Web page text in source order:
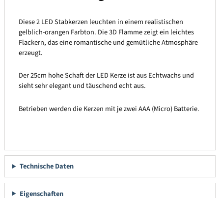
Diese 2 LED Stabkerzen leuchten in einem realistischen
gelblich-orangen Farbton. Die 3D Flamme zeigt ein leichtes
Flackern, das eine romantische und gemütliche Atmosphäre
erzeugt.
Der 25cm hohe Schaft der LED Kerze ist aus Echtwachs und
sieht sehr elegant und täuschend echt aus.
Betrieben werden die Kerzen mit je zwei AAA (Micro) Batterie.
Technische Daten
Eigenschaften